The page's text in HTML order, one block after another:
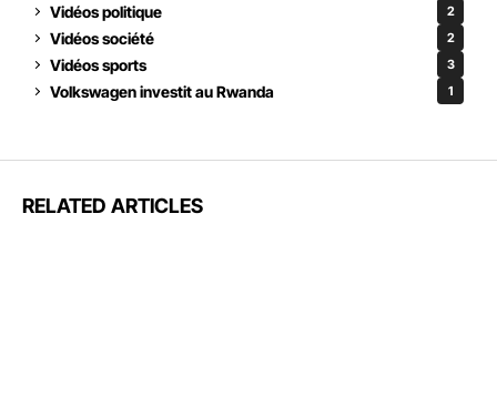
Vidéos politique 2
Vidéos société 2
Vidéos sports 3
Volkswagen investit au Rwanda 1
RELATED ARTICLES